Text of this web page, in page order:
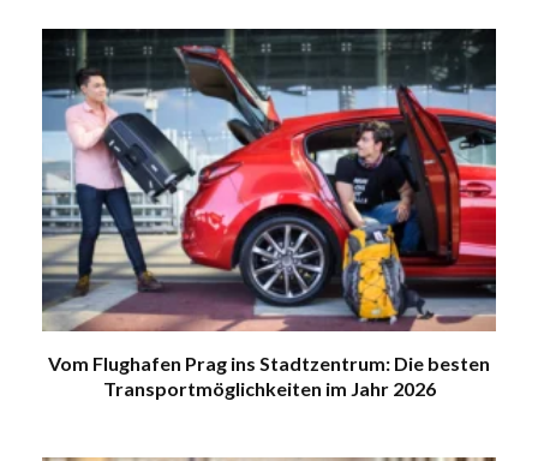
Vom Flughafen Prag ins Stadtzentrum: Die besten
Transportmöglichkeiten im Jahr 2026